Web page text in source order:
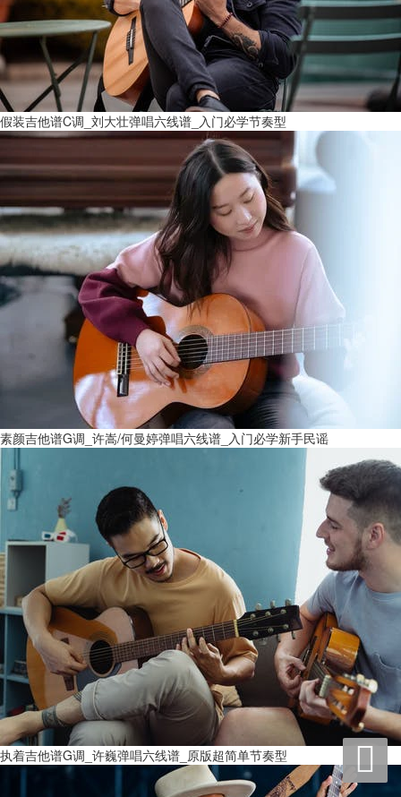
假装吉他谱C调_刘大壮弹唱六线谱_入门必学节奏型
素颜吉他谱G调_许嵩/何曼婷弹唱六线谱_入门必学新手民谣
执着吉他谱G调_许巍弹唱六线谱_原版超简单节奏型 